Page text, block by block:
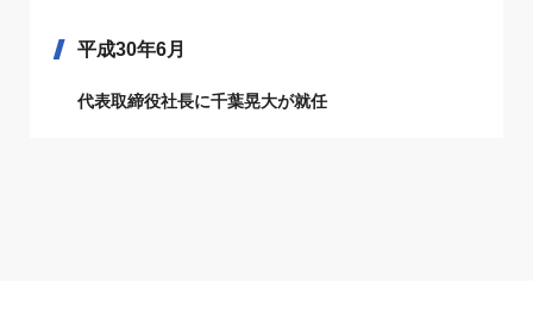
平成30年6月
代表取締役社長に千葉晃大が就任